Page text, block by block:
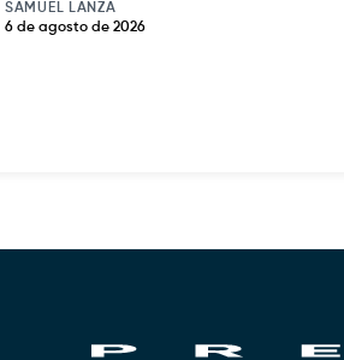
SAMUEL LANZA
6 de agosto de 2026